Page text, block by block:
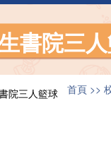
書院三
首頁
院三人籃球